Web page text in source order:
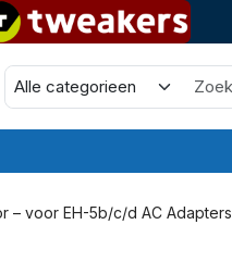
– voor EH-5b/c/d AC Adapters